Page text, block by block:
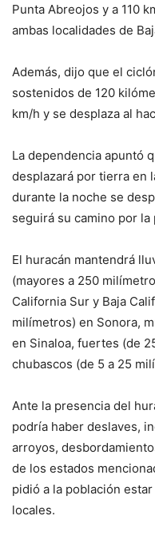
Punta Abreojos y a 110
ambas localidades de
Además, dijo que el
sostenidos de 120
km/h y se desplaza al
La dependencia apuntó
desplazará por tierra en
durante la noche se
seguirá su camino por
El huracán mantendrá
(mayores a 250
California Sur y Baja
milímetros) en Sonora,
en Sinaloa, fuertes (de
chubascos (de 5 a 25
Ante la presencia del
podría haber deslaves,
arroyos,
de los estados
pidió a la población
locales.